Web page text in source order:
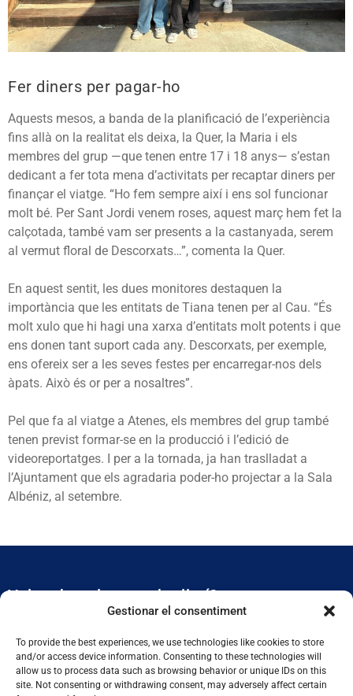
Gestionar el consentiment
To provide the best experiences, we use technologies like cookies to store
and/or access device information. Consenting to these technologies will
allow us to process data such as browsing behavior or unique IDs on this
site. Not consenting or withdrawing consent, may adversely affect certain
Fer diners per pagar-ho
Aquests mesos, a banda de la planificació de l’experiència
fins allà on la realitat els deixa, la Quer, la Maria i els
membres del grup —que tenen entre 17 i 18 anys— s’estan
dedicant a fer tota mena d’activitats per recaptar diners per
finançar el viatge. “Ho fem sempre així i ens sol funcionar
molt bé. Per Sant Jordi venem roses, aquest març hem fet la
calçotada, també vam ser presents a la castanyada, serem
al vermut floral de Descorxats…”, comenta la Quer.
En aquest sentit, les dues monitores destaquen la
importància que les entitats de Tiana tenen per al Cau. “És
molt xulo que hi hagi una xarxa d’entitats molt potents i que
ens donen tant suport cada any. Descorxats, per exemple,
ens ofereix ser a les seves festes per encarregar-nos dels
àpats. Això és or per a nosaltres”.
Pel que fa al viatge a Atenes, els membres del grup també
tenen previst formar-se en la producció i l’edició de
videoreportatges. I per a la tornada, ja han traslladat a
l’Ajuntament que els agradaria poder-ho projectar a la Sala
Albéniz, al setembre.
Vols rebre el nostre butlletí?
Et mantidrem al dia de tota l’actualitat municipal